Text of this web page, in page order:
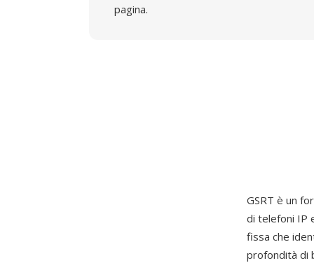
pagina.
GSRT è un
di telefoni IP
fissa che
profondità di